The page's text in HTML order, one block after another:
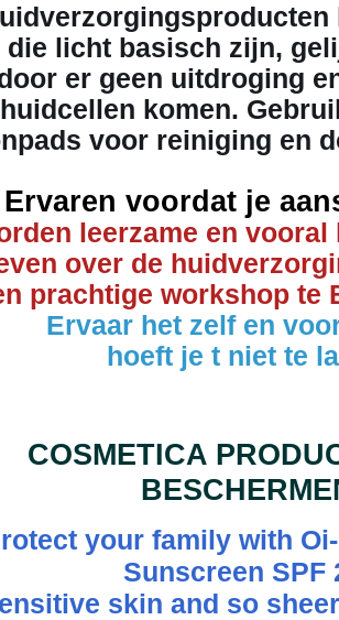
die licht basisch zijn,
er geen uitdroging
komen.
voor reiniging en
Ervaren voordat je
leerzame en
over de
prachtige workshop te
​Ervaar het zelf en
hoeft je t niet te
COSMETICA
your family with
Sunscreen SPF
skin and so